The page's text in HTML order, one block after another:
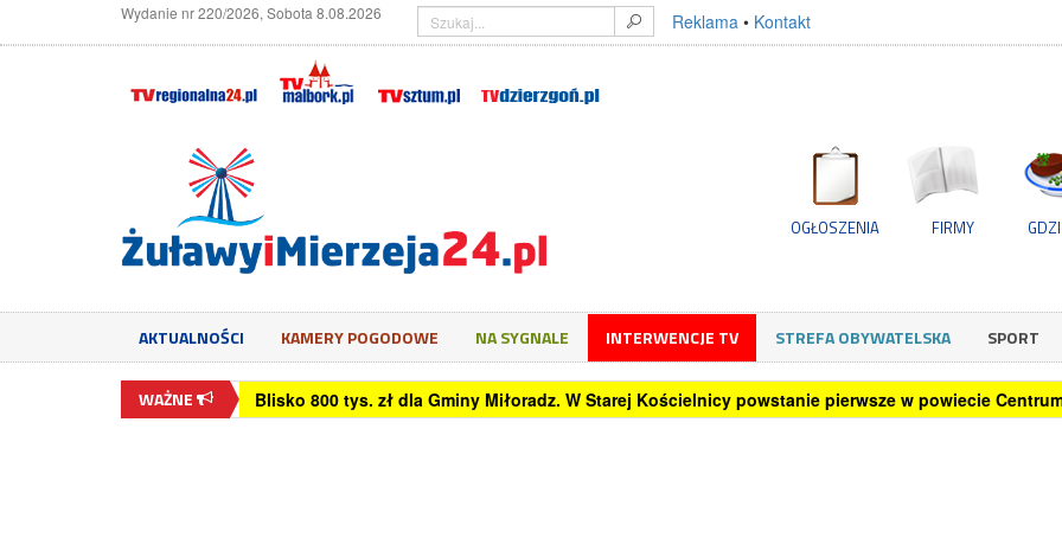
Wydanie nr 220/2026, Sobota 8.08.2026 Reklama • Kontakt
OGŁOSZENIA FIRMY
AKTUALNOŚCI KAMERY POGODOWE NA SYGNALE INTERWENCJE TV STREFA OBYWATELSKA SPORT
WAŻNE Czy monitor 24 cale jest dobry do home office? Sprawdzamy